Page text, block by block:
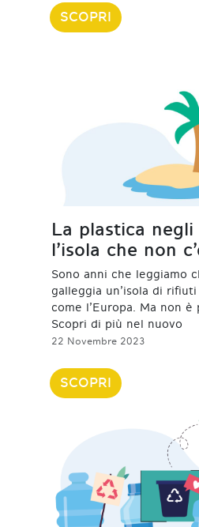
SCOPRI
La plastica negli
l’isola che non
Sono anni che leggiamo
galleggia un’isola di
come l’Europa. Ma non è
Scopri di più nel nuovo
22 Novembre 2023
SCOPRI